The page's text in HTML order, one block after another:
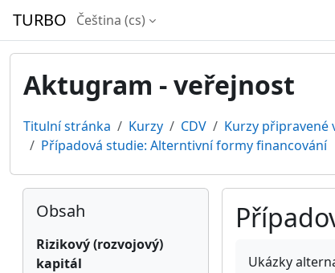
Přejít k hlavnímu obsahu
TURBO Čeština ‎(cs)‎
Aktugram - veřejnost
Titulní stránka Kurzy CDV Kurzy připravené
Případová studie: Alterntivní formy financování
Ukázky
Bloky
Přeskočit: Obsah
Obsah
Rizikový (rozvojový)
kapitál